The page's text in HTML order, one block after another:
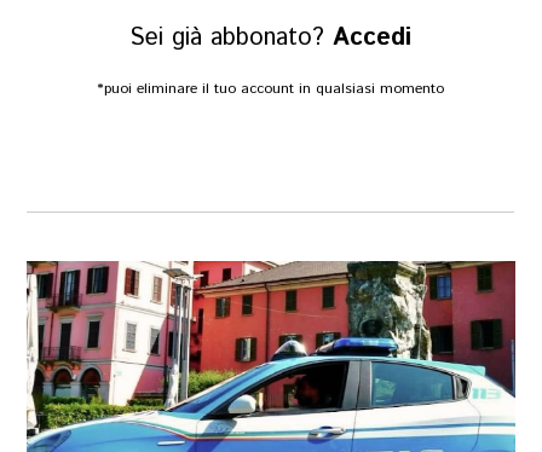
Sei già abbonato?Accedi
*puoi eliminare il tuo account in qualsiasi momento